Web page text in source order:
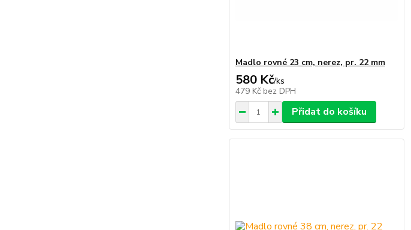
Madlo rovné 23 cm, nerez, pr. 22 mm
580 Kč/ks
479 Kč bez DPH
Přidat do košíku